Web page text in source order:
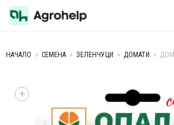
НАЧАЛО » СЕМЕНА » ЗЕЛЕНЧУЦИ » ДОМАТИ »
+